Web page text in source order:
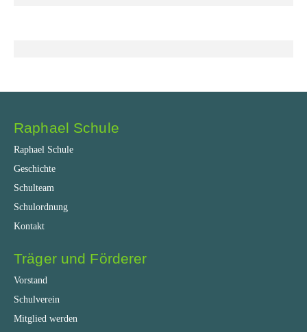
Raphael Schule
Raphael Schule
Geschichte
Schulteam
Schulordnung
Kontakt
Träger und Förderer
Vorstand
Schulverein
Mitglied werden